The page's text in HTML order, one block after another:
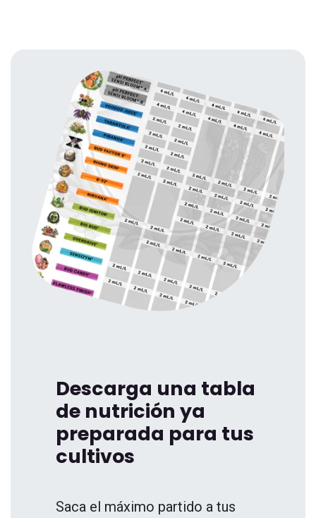
Descarga una tabla
de nutrición ya
preparada para tus
cultivos
Saca el máximo partido a tus